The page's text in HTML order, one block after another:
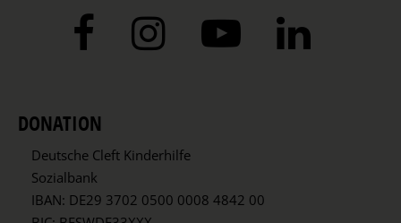
DONATION
Deutsche Cleft Kinderhilfe
Sozialbank
IBAN: DE29 3702 0500 0008 4842 00